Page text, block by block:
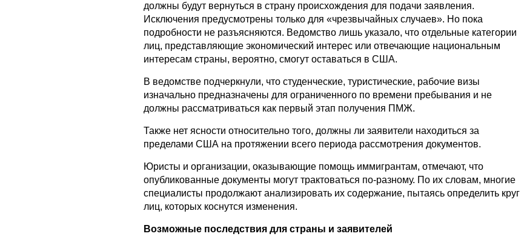
должны будут вернуться в страну происхождения для подачи заявления.
Исключения предусмотрены только для «чрезвычайных случаев». Но пока
подробности не разъясняются. Ведомство лишь указало, что отдельные категории
лиц, представляющие экономический интерес или отвечающие национальным
интересам страны, вероятно, смогут оставаться в США.
В ведомстве подчеркнули, что студенческие, туристические, рабочие визы
изначально предназначены для ограниченного по времени пребывания и не
должны рассматриваться как первый этап получения ПМЖ.
Также нет ясности относительно того, должны ли заявители находиться за
пределами США на протяжении всего периода рассмотрения документов.
Юристы и организации, оказывающие помощь иммигрантам, отмечают, что
опубликованные документы могут трактоваться по-разному. По их словам, многие
специалисты продолжают анализировать их содержание, пытаясь определить круг
лиц, которых коснутся изменения.
Возможные последствия для страны и заявителей